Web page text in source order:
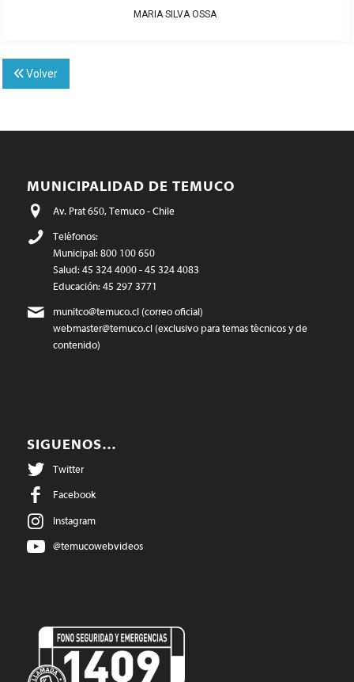
MARIA SILVA OSSA
Volver
MUNICIPALIDAD DE TEMUCO
Av. Prat 650, Temuco - Chile
Teléfonos:
Municipal: 800 100 650
Salud: 45 324 4000 - 45 324 4083
Educación: 45 297 3771
munitco@temuco.cl(correo oficial)
webmaster@temuco.cl(exclusivo para temas técnicos y de
contenido)
SIGUENOS…
Twitter
Facebook
Instagram
@temucowebvideos